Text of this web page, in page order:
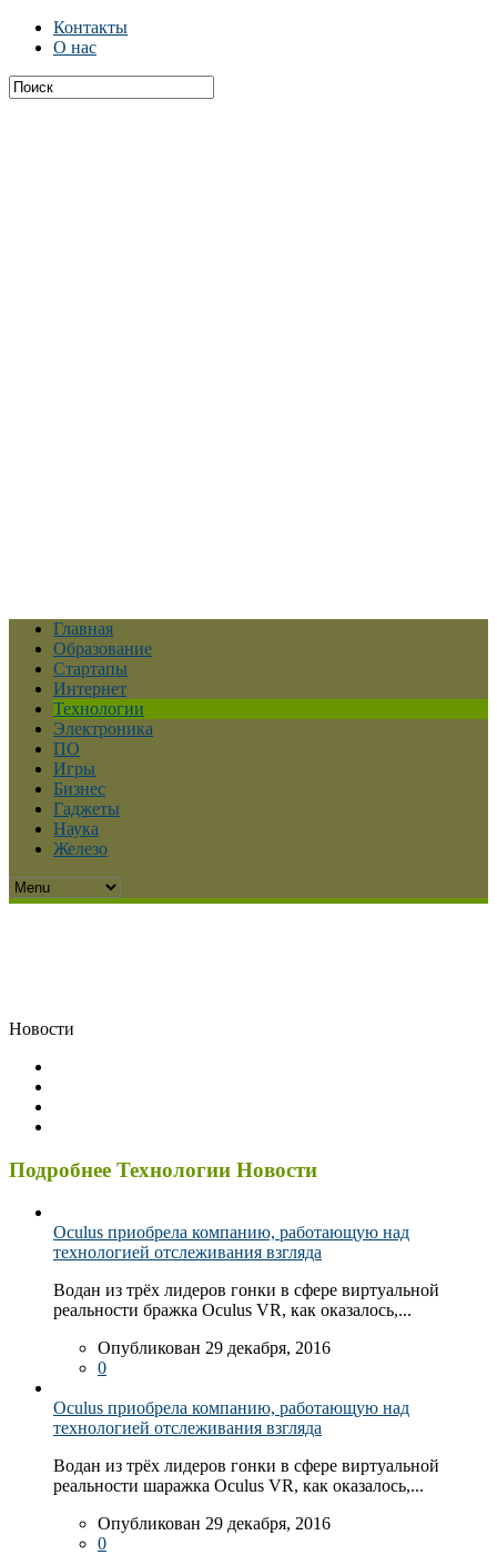
Контакты
О нас
Главная
Образование
Стартапы
Интернет
Технологии
Электроника
ПО
Игры
Бизнес
Гаджеты
Наука
Железо
Новости
Подробнее Технологии Новости
Oculus приобрела компанию, работающую над
технологией отслеживания взгляда
Водан из трёх лидеров гонки в сфере виртуальной
реальности бражка Oculus VR, как оказалось,...
Опубликован 29 декабря, 2016
0
Oculus приобрела компанию, работающую над
технологией отслеживания взгляда
Водан из трёх лидеров гонки в сфере виртуальной
реальности шаражка Oculus VR, как оказалось,...
Опубликован 29 декабря, 2016
0